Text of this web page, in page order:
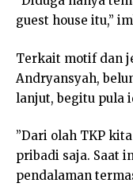
guest house itu,”
Terkait motif dan
Andryansyah,
lanjut, begitu pula
”Dari olah TKP
pribadi saja. Saat
pendalaman